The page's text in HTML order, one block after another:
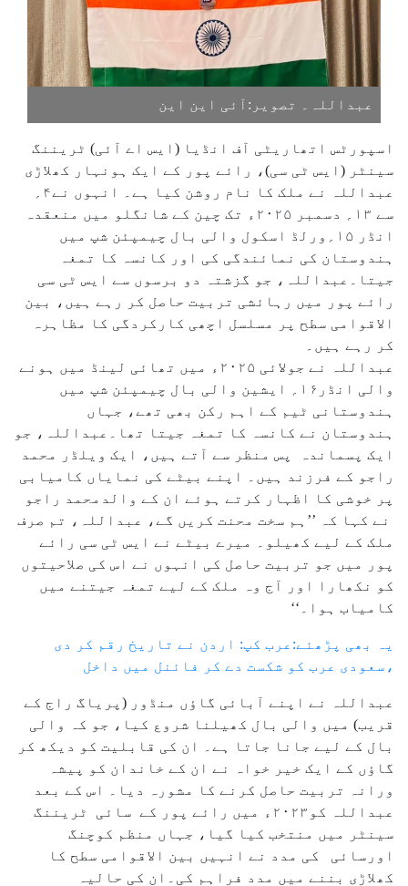
عبداللہ۔ تصویر:آئی این این
اسپورٹس اتھاریٹی آف انڈیا (ایس اے آئی) ٹریننگ
سینٹر (ایس ٹی سی)، رائے پور کے ایک ہونہار کھلاڑی
سے ۱۳؍ دسمبر ۲۰۲۵ء تک چین کے شانگلو میں منعقدہ
انڈر ۱۵؍ورلڈ اسکول والی بال چیمپئن شپ میں
ہندوستان کی نمائندگی کی اور کانسہ کا تمغہ
جیتا۔عبداللہ، جو گزشتہ دو برسوں سے ایس ٹی سی
رائے پور میں رہائشی تربیت حاصل کر رہے ہیں، بین
الاقوامی سطح پر مسلسل اچھی کارکردگی کا مظاہرہ
کر رہے ہیں۔
عبداللہ نے جولائی ۲۰۲۵ء میں تھائی لینڈ میں ہونے
والی انڈر۱۶؍ ایشین والی بال چیمپئن شپ میں
ہندوستانی ٹیم کے اہم رکن بھی تھے، جہاں
ہندوستان نے کانسہ کا تمغہ جیتا تھا۔عبداللہ، جو
ایک پسماندہ پس منظر سے آتے ہیں، ایک ویلڈر محمد
راجو کے فرزند ہیں۔ اپنے بیٹے کی نمایاں کامیابی
پر خوشی کا اظہار کرتے ہوئے ان کے والدمحمد راجو
نے کہا کہ ’’ہم سخت محنت کریں گے، عبداللہ، تم صرف
ملک کے لیے کھیلو۔ میرے بیٹے نے ایس ٹی سی رائے
پور میں جو تربیت حاصل کی انہوں نے اس کی صلاحیتوں
کو نکھارا اور آج وہ ملک کے لیے تمغہ جیتنے میں
کامیاب ہوا۔‘‘
یہ بھی پڑھئے:عرب کپ: اردن نے تاریخ رقم کر دی
،سعودی عرب کو شکست دے کر فائنل میں داخل
عبداللہ نے اپنے آبائی گاؤں منڈور (پریاگ راج کے
قریب) میں والی بال کھیلنا شروع کیا، جو کہ والی
بال کے لیے جانا جاتا ہے۔ ان کی قابلیت کو دیکھ کر
گاؤں کے ایک خیر خواہ نے ان کے خاندان کو پیشہ
ورانہ تربیت حاصل کرنے کا مشورہ دیا۔ اس کے بعد
عبداللہ کو۲۰۲۳ء میں رائے پور کے سائی ٹریننگ
سینٹر میں منتخب کیا گیا، جہاں منظم کوچنگ
اورسائی کی مدد نے انہیں بین الاقوامی سطح کا
کھلاڑی بننے میں مدد فراہم کی۔ان کی حالیہ